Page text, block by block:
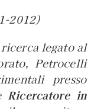
2012)
legato al
Petrocelli
presso
Ricercatore in